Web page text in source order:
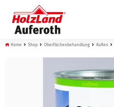
Böden
Home Shop Oberflächenbehandlung Außen